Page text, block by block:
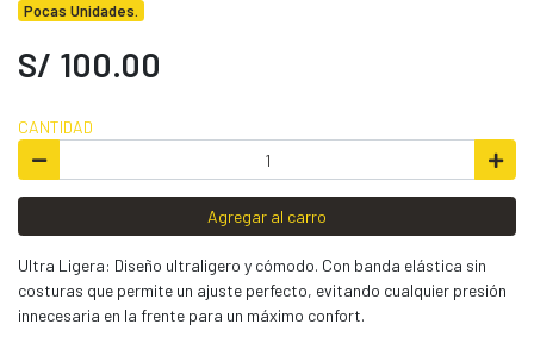
Pocas Unidades.
S/ 100.00
CANTIDAD
Agregar al carro
Ultra Ligera: Diseño ultraligero y cómodo. Con banda elástica sin
costuras que permite un ajuste perfecto, evitando cualquier presión
innecesaria en la frente para un máximo confort.